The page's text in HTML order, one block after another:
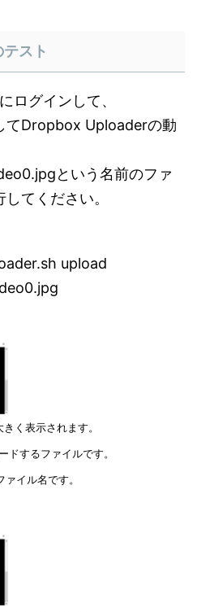
スト
ログインして、
てDropbox Uploaderの動
という名前のファ
てください。
upload
く表示されます。
するファイルです。
イル名です。